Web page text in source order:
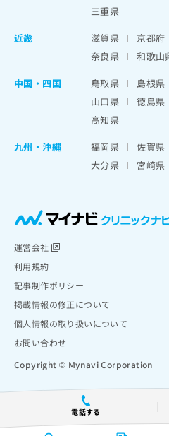
電話する
三重県
近畿
滋賀県 京都府
奈良県
和歌山
中国・四国
鳥取県 島根県
山口県
徳島県
高知県
九州・沖縄
福岡県 佐賀県
大分県
宮崎県
運営会社
利用規約
記事制作ポリシー
掲載情報の修正について
個人情報の取り扱いについて
お問い合わせ
Copyright © Mynavi Corporation